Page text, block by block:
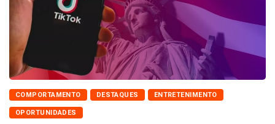
COMPORTAMENTO DESTAQUES ENTRETENIMENTO
OPORTUNIDADES